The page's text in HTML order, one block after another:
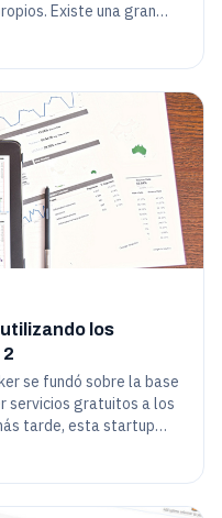
Existe una gran
que proporcionan
los
se fundó sobre la base
servicios gratuitos a los
tarde, esta startup
que sirven
características de